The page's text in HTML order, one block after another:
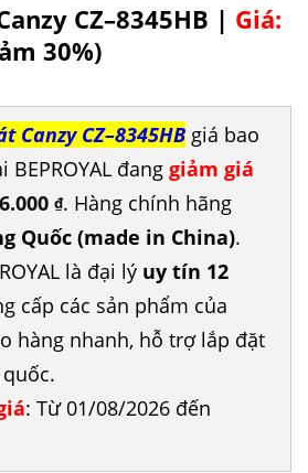
CZ–8345HB | Giá:
30%)
Canzy CZ–8345HB giá bao
đang giảm giá
₫. Hàng chính hãng
Quốc (made in China).
là đại lý uy tín 12
cấp các sản phẩm của
hàng nhanh, hỗ trợ lắp đặt
: Từ 01/08/2026 đến